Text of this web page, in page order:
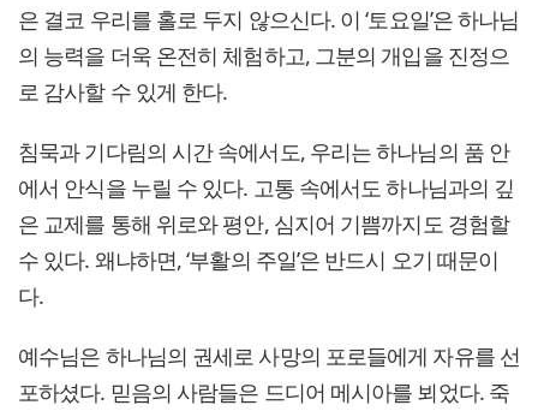
은 결코 우리를 홀로 두지 않으신다. 이 ‘토요일’은 하나님
의 능력을 더욱 온전히 체험하고, 그분의 개입을 진정으
로 감사할 수 있게 한다.
침묵과 기다림의 시간 속에서도, 우리는 하나님의 품 안
에서 안식을 누릴 수 있다. 고통 속에서도 하나님과의 깊
은 교제를 통해 위로와 평안, 심지어 기쁨까지도 경험할
수 있다. 왜냐하면, ‘부활의 주일’은 반드시 오기 때문이
다.
예수님은 하나님의 권세로 사망의 포로들에게 자유를 선
포하셨다. 믿음의 사람들은 드디어 메시아를 뵈었다. 죽